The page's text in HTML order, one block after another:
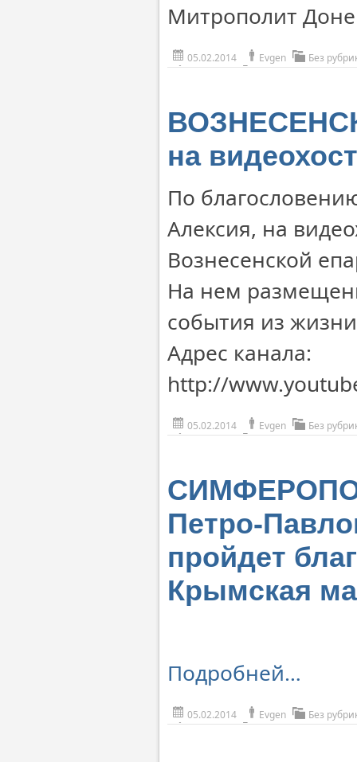
Митрополит
05.02.2014 Evgen Без
на
По
Алексия, на
Вознесенской
На нем
события из
Адрес канала:
http://
05.02.2014 Evgen Без
Петро-
пройдет
Крымская
Подробней…
05.02.2014 Evgen Без